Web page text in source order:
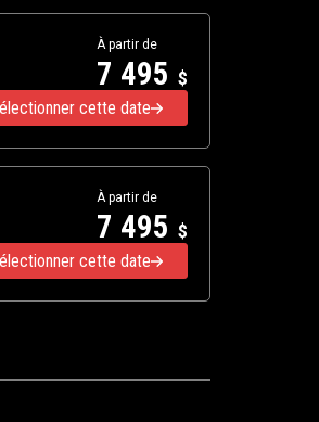
À partir de
7 495 $
cette date
À partir de
7 495 $
cette date